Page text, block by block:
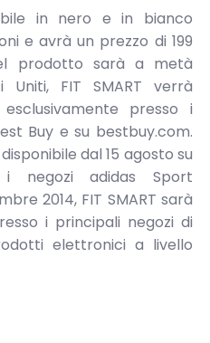
in nero e in bianco
e avrà un prezzo di 199
prodotto sarà a metà
Uniti, FIT SMART verrà
presso i
Buy e su bestbuy.com.
dal 15 agosto su
negozi adidas Sport
2014, FIT SMART sarà
i principali negozi di
elettronici a livello